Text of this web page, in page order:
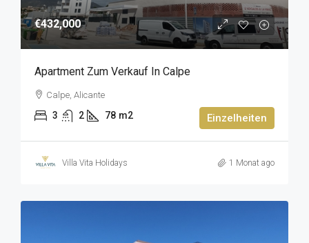
€432,000
Apartment Zum Verkauf In Calpe
Calpe, Alicante
3 2 78 m2 Einzelheiten
Villa Vita Holidays 1 Monat ago